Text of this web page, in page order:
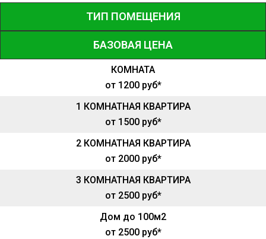
ТИП ПОМЕЩЕНИЯ
БАЗОВАЯ ЦЕНА
КОМНАТА
от 1200 руб*
1 КОМНАТНАЯ КВАРТИРА
от 1500 руб*
2 КОМНАТНАЯ КВАРТИРА
от 2000 руб*
3 КОМНАТНАЯ КВАРТИРА
от 2500 руб*
Дом до 100м2
от 2500 руб*